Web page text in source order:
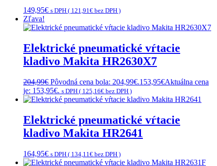
149,95€ s DPH ( 121,91€ bez DPH )
Zľava!
Elektrické pneumatické vŕtacie
kladivo Makita HR2630X7
204,99€ Pôvodná cena bola: 204,99€.153,95€Aktuálna cena
je: 153,95€. s DPH ( 125,16€ bez DPH )
Elektrické pneumatické vŕtacie
kladivo Makita HR2641
164,95€ s DPH ( 134,11 € bez DPH )